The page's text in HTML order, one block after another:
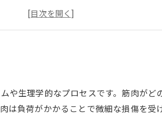
モチベーションとリカバリーの関係
ーチ：科学を基にした最大筋力の追求
や生理学的なプロセスです。筋肉が
は負荷がかかることで微細な損傷を受